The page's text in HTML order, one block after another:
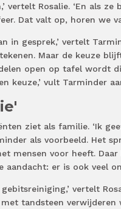
vertelt Rosalie. ‘En als
Dat valt op, horen we
in gesprek,’ vertelt
Maar de keuze
open op tafel wordt
keuze,’ vult Tarminder
ziet als familie. ‘Ik
als voorbeeld. Het
mensen voor heeft.
aandacht: er is ook veel
vertelt
tandsteen verwijderen